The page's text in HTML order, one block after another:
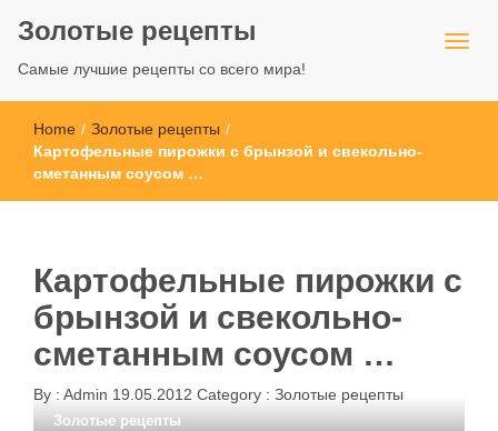
Золотые рецепты
Самые лучшие рецепты со всего мира!
Home / Золотые рецепты /
Картофельные пирожки с брынзой и свекольно-
сметанным соусом …
Картофельные пирожки с
брынзой и свекольно-
сметанным соусом …
By : Admin 19.05.2012 Category : Золотые рецепты
Золотые рецепты